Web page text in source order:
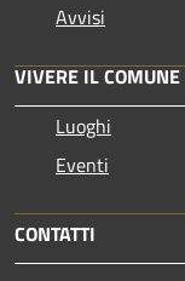
Avvisi
VIVERE IL COMUNE
Luoghi
Eventi
CONTATTI